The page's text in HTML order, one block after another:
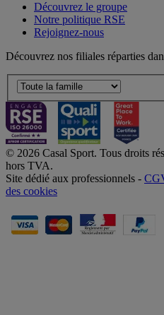
Découvrez le groupe
Notre politique RSE
Rejoignez-nous
Découvrez nos filiales réparties
© 2026 Casal Sport. Tous droits
hors TVA.
Site dédié aux professionnels -
des cookies